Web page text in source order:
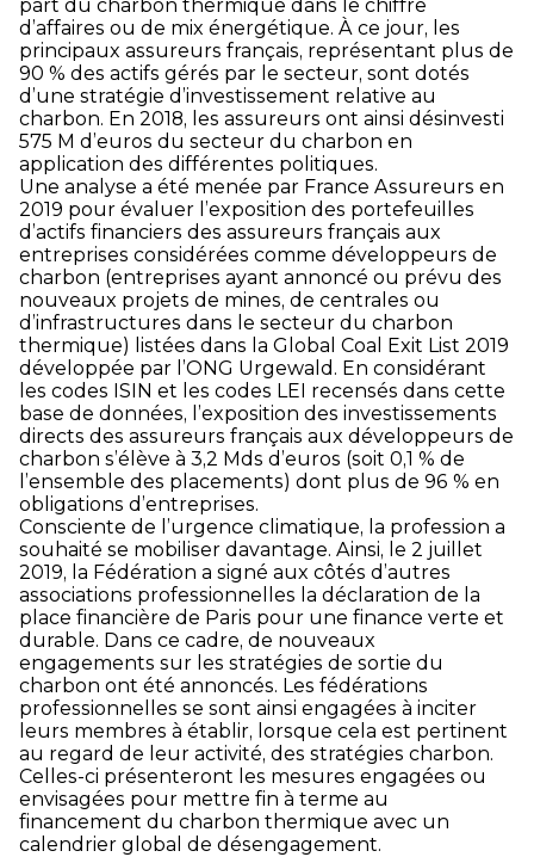
part du charbon thermique dans le chiffre
d’affaires ou de mix énergétique. À ce jour, les
principaux assureurs français, représentant plus de
90 % des actifs gérés par le secteur, sont dotés
d’une stratégie d’investissement relative au
charbon. En 2018, les assureurs ont ainsi désinvesti
575 M d’euros du secteur du charbon en
application des différentes politiques.
Une analyse a été menée par France Assureurs en
2019 pour évaluer l’exposition des portefeuilles
d’actifs financiers des assureurs français aux
entreprises considérées comme développeurs de
charbon (entreprises ayant annoncé ou prévu des
nouveaux projets de mines, de centrales ou
d’infrastructures dans le secteur du charbon
thermique) listées dans la Global Coal Exit List 2019
développée par l’ONG Urgewald. En considérant
les codes ISIN et les codes LEI recensés dans cette
base de données, l’exposition des investissements
directs des assureurs français aux développeurs de
charbon s’élève à 3,2 Mds d’euros (soit 0,1 % de
l’ensemble des placements) dont plus de 96 % en
obligations d’entreprises.
Consciente de l’urgence climatique, la profession a
souhaité se mobiliser davantage. Ainsi, le 2 juillet
2019, la Fédération a signé aux côtés d’autres
associations professionnelles la déclaration de la
place financière de Paris pour une finance verte et
durable. Dans ce cadre, de nouveaux
engagements sur les stratégies de sortie du
charbon ont été annoncés. Les fédérations
professionnelles se sont ainsi engagées à inciter
leurs membres à établir, lorsque cela est pertinent
au regard de leur activité, des stratégies charbon.
Celles-ci présenteront les mesures engagées ou
envisagées pour mettre fin à terme au
financement du charbon thermique avec un
calendrier global de désengagement.